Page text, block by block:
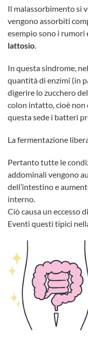
Il malassorbimento si
vengono assorbiti
esempio sono i rumori
lattosio.
In questa sindrome,
quantità di enzimi (in
digerire lo zucchero
colon intatto, cioè non
questa sede i batteri
La fermentazione
Pertanto tutte le
addominali vengono
dell’intestino e
interno.
Ciò causa un eccesso
Eventi questi tipici